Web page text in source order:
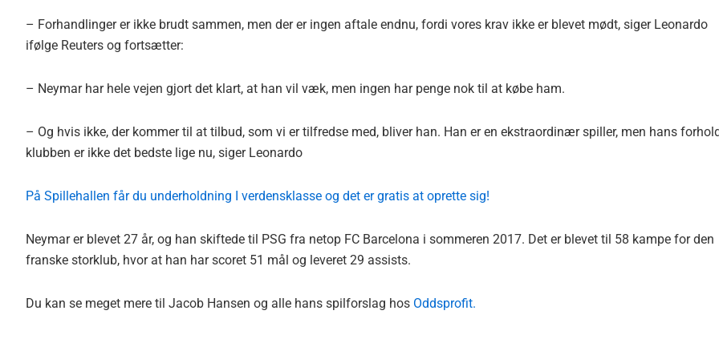
– Forhandlinger er ikke brudt sammen, men der er ingen aftale endnu, fordi vores krav ikke er blevet mødt, siger Leonardo
ifølge Reuters og fortsætter:
– Neymar har hele vejen gjort det klart, at han vil væk, men ingen har penge nok til at købe ham.
– Og hvis ikke, der kommer til at tilbud, som vi er tilfredse med, bliver han. Han er en ekstraordinær spiller, men hans
klubben er ikke det bedste lige nu, siger Leonardo
På Spillehallen får du underholdning I verdensklasse og det er gratis at oprette sig!
Neymar er blevet 27 år, og han skiftede til PSG fra netop FC Barcelona i sommeren 2017. Det er blevet til 58 kampe for den
franske storklub, hvor at han har scoret 51 mål og leveret 29 assists.
Du kan se meget mere til Jacob Hansen og alle hans spilforslag hos Oddsprofit.